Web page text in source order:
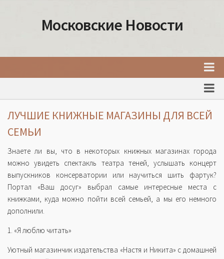
Московские Новости
Факты о Москве
Москва
Товары и услуги Москвы
ЛУЧШИЕ КНИЖНЫЕ МАГАЗИНЫ ДЛЯ ВСЕЙ
СЕМЬИ
Знаете ли вы, что в некоторых книжных магазинах города
можно увидеть спектакль театра теней, услышать концерт
выпускников консерватории или научиться шить фартук?
Портал «Ваш досуг» выбрал самые интересные места с
книжками, куда можно пойти всей семьей, а мы его немного
дополнили.
1. «Я люблю читать»
Уютный магазинчик издательства «Настя и Никита» с домашней